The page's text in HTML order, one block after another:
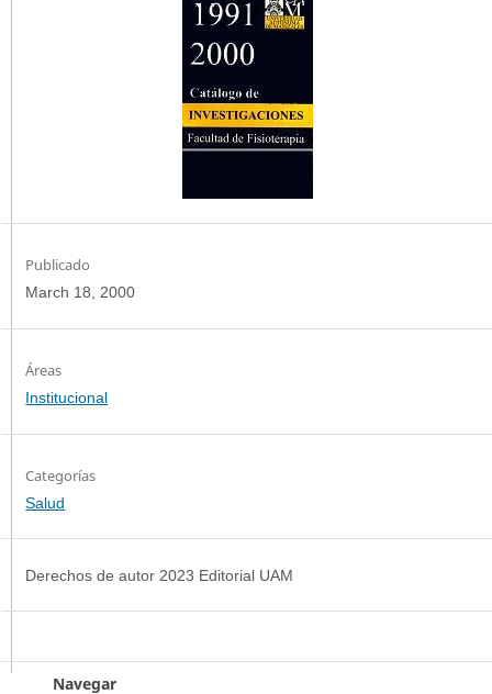
Publicado
March 18, 2000
Institucional
Categorías
Salud
Derechos de autor 2023 Editorial UAM
Navegar